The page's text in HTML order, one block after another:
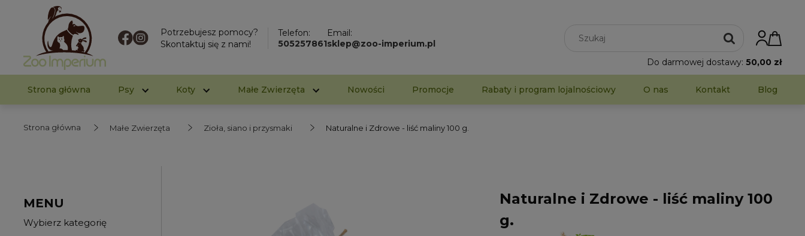
Potrzebujesz pomocy?
Skontaktuj się z nami!
Telefon:
505257861
Email:
sklep@zoo-imperium.pl
Do darmowej dostawy: 50,00 zł
Strona główna Psy Koty Małe Zwierzęta Nowości Promocje Rabaty i program lojalnościowy O nas Kontakt Blog
Strona główna Małe Zwierzęta Zioła, siano i przysmaki Naturalne i Zdrowe - liść maliny 100 g.
MENU
Wybierz kategorię
Naturalne i Zdrowe - liść maliny 100
g.